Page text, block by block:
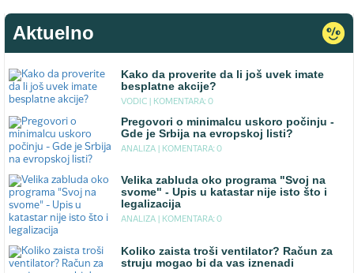
Aktuelno
Kako da proverite da li još uvek imate
besplatne akcije?
VODIC | KOMENTARA: 0
Pregovori o minimalcu uskoro počinju -
Gde je Srbija na evropskoj listi?
ANALIZA | KOMENTARA: 0
Velika zabluda oko programa "Svoj na
svome" - Upis u katastar nije isto što i
legalizacija
ANALIZA | KOMENTARA: 0
Koliko zaista troši ventilator? Račun za
struju mogao bi da vas iznenadi